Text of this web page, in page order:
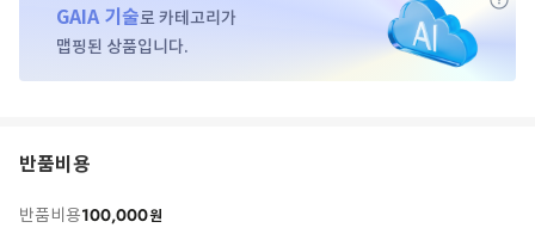
GAIA 기술로 카테고리가
맵핑된 상품입니다.
반품비용
반품비용100,000원